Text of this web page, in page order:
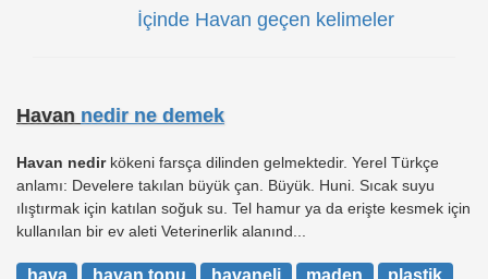
İçinde Havan geçen kelimeler
Havan nedir ne demek
Havan nedirkökeni farsça dilinden gelmektedir. Yerel Türkçe
anlamı: Develere takılan büyük çan. Büyük. Huni. Sıcak suyu
ılıştırmak için katılan soğuk su. Tel hamur ya da erişte kesmek için
kullanılan bir ev aleti Veterinerlik alanınd...